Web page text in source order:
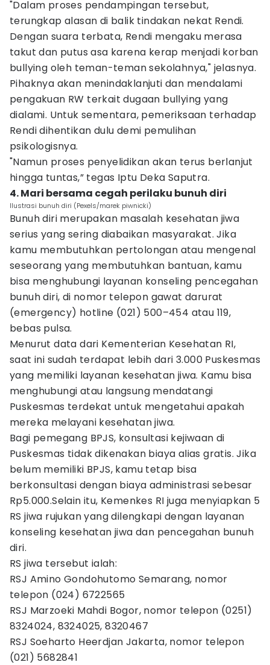
"Dalam proses pendampingan tersebut,
terungkap alasan di balik tindakan nekat Rendi.
Dengan suara terbata, Rendi mengaku merasa
takut dan putus asa karena kerap menjadi korban
bullying oleh teman-teman sekolahnya," jelasnya.
Pihaknya akan menindaklanjuti dan mendalami
pengakuan RW terkait dugaan bullying yang
dialami. Untuk sementara, pemeriksaan terhadap
Rendi dihentikan dulu demi pemulihan
psikologisnya.
"Namun proses penyelidikan akan terus berlanjut
hingga tuntas,” tegas Iptu Deka Saputra.
4.⁠ ⁠Mari bersama cegah perilaku bunuh diri
Ilustrasi bunuh diri (Pexels/marek piwnicki)
Bunuh diri merupakan masalah kesehatan jiwa
serius yang sering diabaikan masyarakat. Jika
kamu membutuhkan pertolongan atau mengenal
seseorang yang membutuhkan bantuan, kamu
bisa menghubungi layanan konseling pencegahan
bunuh diri, di nomor telepon gawat darurat
(emergency) hotline (021) 500–454 atau 119,
bebas pulsa.
Menurut data dari Kementerian Kesehatan RI,
saat ini sudah terdapat lebih dari 3.000 Puskesmas
yang memiliki layanan kesehatan jiwa. Kamu bisa
menghubungi atau langsung mendatangi
Puskesmas terdekat untuk mengetahui apakah
mereka melayani kesehatan jiwa.
Bagi pemegang BPJS, konsultasi kejiwaan di
Puskesmas tidak dikenakan biaya alias gratis. Jika
belum memiliki BPJS, kamu tetap bisa
berkonsultasi dengan biaya administrasi sebesar
Rp5.000.Selain itu, Kemenkes RI juga menyiapkan 5
RS jiwa rujukan yang dilengkapi dengan layanan
konseling kesehatan jiwa dan pencegahan bunuh
diri.
RS jiwa tersebut ialah:
RSJ Amino Gondohutomo Semarang, nomor
telepon (024) 6722565
RSJ Marzoeki Mahdi Bogor, nomor telepon (0251)
8324024, 8324025, 8320467
RSJ Soeharto Heerdjan Jakarta, nomor telepon
(021) 5682841